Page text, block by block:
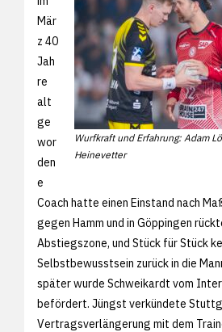
Wurfkraft und Erfahrung: Adam
Heinevetter
Mär
z 40
Jah
re
alt
ge
wor
den
e
Coach hatte einen Einstand nach
gegen Hamm und in Göppingen
Abstiegszone, und Stück für Stück
Selbstbewusstsein zurück in die
später wurde Schweikardt vom
befördert. Jüngst verkündete
Vertragsverlängerung mit dem